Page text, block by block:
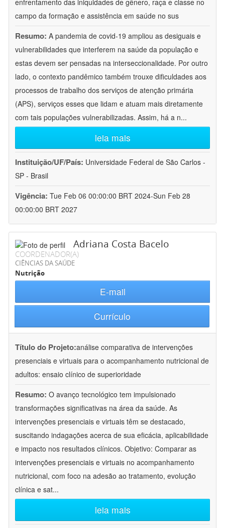
enfrentamento das iniquidades de gênero, raça e classe no
campo da formação e assistência em saúde no sus
Resumo: A pandemia de covid-19 ampliou as desiguais e
vulnerabilidades que interferem na saúde da população e
estas devem ser pensadas na interseccionalidade. Por outro
lado, o contexto pandêmico também trouxe dificuldades aos
processos de trabalho dos serviços de atenção primária
(APS), serviços esses que lidam e atuam mais diretamente
com tais populações vulnerabilizadas. Assim, há a n...
leia mais
Instituição/UF/País: Universidade Federal de São Carlos -
SP - Brasil
Vigência: Tue Feb 06 00:00:00 BRT 2024-Sun Feb 28
00:00:00 BRT 2027
Adriana Costa Bacelo
COORDENADOR(A)
CIÊNCIAS DA SAÚDE
Nutrição
E-mail
Currículo
Título do Projeto:análise comparativa de intervenções
presenciais e virtuais para o acompanhamento nutricional de
adultos: ensaio clínico de superioridade
Resumo: O avanço tecnológico tem impulsionado
transformações significativas na área da saúde. As
intervenções presenciais e virtuais têm se destacado,
suscitando indagações acerca de sua eficácia, aplicabilidade
e impacto nos resultados clínicos. Objetivo: Comparar as
intervenções presenciais e virtuais no acompanhamento
nutricional, com foco na adesão ao tratamento, evolução
clínica e sat...
leia mais